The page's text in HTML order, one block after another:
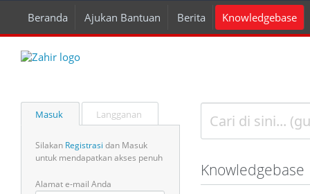
Beranda Ajukan Bantuan Berita Knowledgebase
Masuk Langganan
Silakan Registrasi dan Masuk
untuk mendapatkan akses penuh
Alamat e-mail Anda
Knowledgebase